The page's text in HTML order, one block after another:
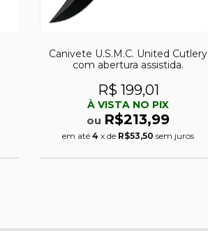
Canivete U.S.M.C. United Cutlery
com abertura assistida.
R$ 199,01
À VISTA NO PIX
ou R$213,99
em até 4 x de R$53,50 sem juros